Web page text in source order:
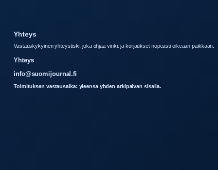
Yhteys
Vastauskykyinen yhteystiski, joka ohjaa vinkit ja korjaukset nopeasti oikeaan paikkaan.
Yhteys
info@suomijournal.fi
Toimituksen vastausaika: yleensa yhden arkipaivan sisalla.